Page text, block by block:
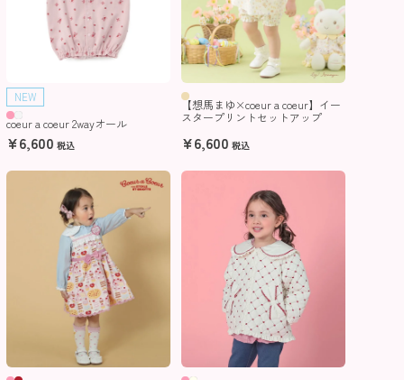
NEW
coeur a coeur 2wayオール
¥6,600 税込
【想馬まゆ×coeur a coeur】イー
スタープリントセットアップ
¥6,600 税込